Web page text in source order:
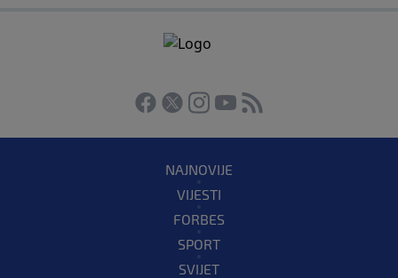
NAJNOVIJE
VIJESTI
FORBES
SPORT
SVIJET